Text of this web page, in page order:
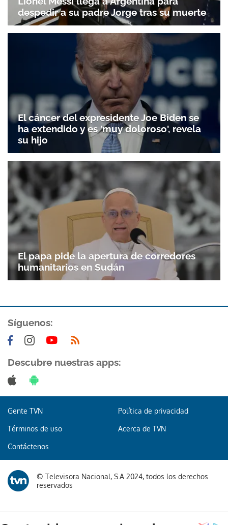
Gracias por suscribirte a nuestro boletín.
despedir a su padre Jorge tras su muerte
El cáncer del expresidente Joe Biden se
ha extendido y es 'muy doloroso', revela
su hijo
El papa pide la apertura de corredores
humanitarios en Sudán
Síguenos:
Descubre nuestras apps:
Gente TVN Política de privacidad
Términos de uso Acerca de TVN
Contáctenos
© Televisora Nacional, S.A 2024, todos los derechos
reservados